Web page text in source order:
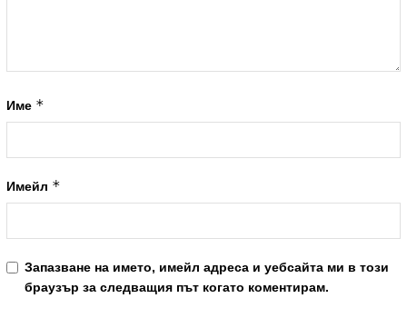
Име *
Имейл *
Запазване на името, имейл адреса и уебсайта ми в този
браузър за следващия път когато коментирам.